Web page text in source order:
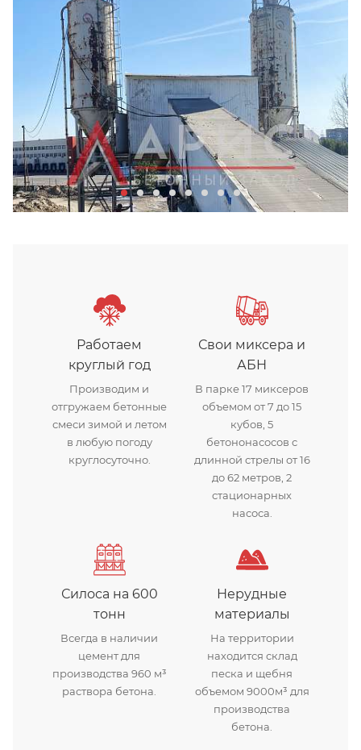
Работаем
круглый год
Производим и
отгружаем бетонные
смеси зимой и летом
в любую погоду
круглосуточно.
Свои миксера и
АБН
В парке 17 миксеров
объемом от 7 до 15
кубов, 5
бетононасосов с
длинной стрелы от 16
до 62 метров, 2
стационарных
насоса.
Силоса на 600
тонн
Всегда в наличии
цемент для
производства 960 м³
раствора бетона.
Нерудные
материалы
На территории
находится склад
песка и щебня
объемом 9000м³ для
производства
бетона.